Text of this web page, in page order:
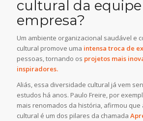
cultural da
empresa?
Um ambiente organizacional saudável e
cultural promove uma intensa troca de
pessoas, tornando os projetos mais
inspiradores.
Aliás, essa diversidade cultural já vem
estudos há anos. Paulo Freire, por
mais renomados da história, afirmou que
cultural é um dos pilares da chamada